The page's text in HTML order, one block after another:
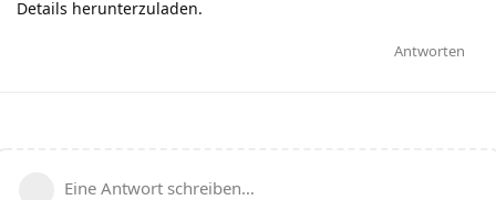
Details herunterzuladen.
Antworten
Eine Antwort schreiben…